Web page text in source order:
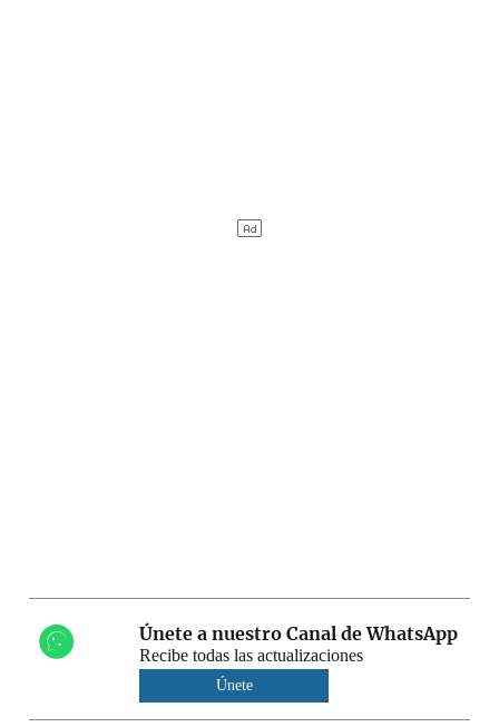
Únete a nuestro Canal de WhatsApp
Recibe todas las actualizaciones
Únete